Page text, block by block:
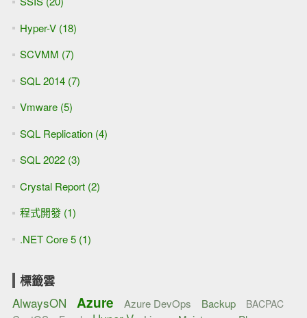
Hyper-V (18)
SCVMM (7)
SQL 2014 (7)
Vmware (5)
SQL Replication (4)
SQL 2022 (3)
Crystal Report (2)
程式開發 (1)
.NET Core 5 (1)
標籤雲
AlwaysON Azure Azure DevOps Backup BACPAC